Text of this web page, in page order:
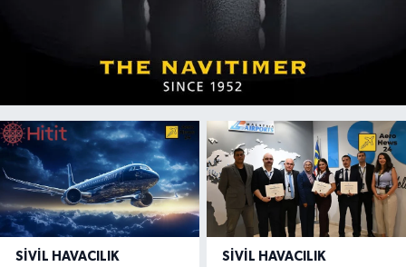
SIVIL HAVACILIK SIVIL HAVACILIK